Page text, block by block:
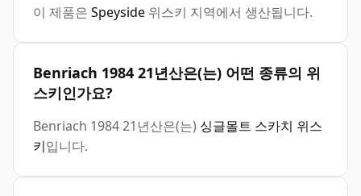
이 제품은 Speyside 위스키 지역에서 생산됩니다.
Benriach 1984 21년산은(는) 어떤 종류의 위
스키인가요?
Benriach 1984 21년산은(는) 싱글몰트 스카치 위스
키입니다.